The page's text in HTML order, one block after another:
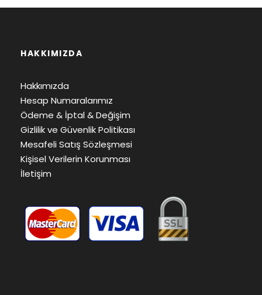
HAKKIMIZDA
Hakkımızda
Hesap Numaralarımız
Ödeme & İptal & Değişim
Gizlilik ve Güvenlik Politikası
Mesafeli Satış Sözleşmesi
Kişisel Verilerin Korunması
İletişim